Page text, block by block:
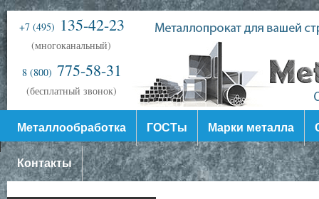
+7 (495) 135-42-23
(многоканальный)
8 (800) 775-58-31
(бесплатный звонок)
Металлообработка ГОСТы Марки металла
Контакты